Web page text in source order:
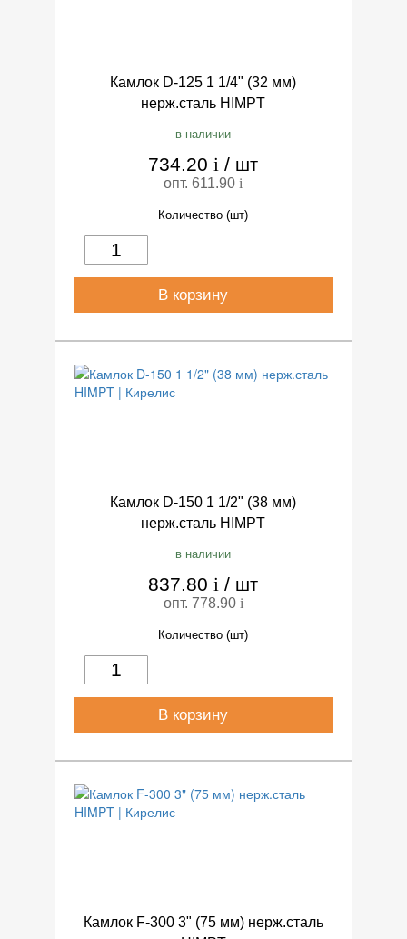
Камлок D-125 1 1/4" (32 мм)
нерж.сталь HIMPT
в наличии
734.20i / шт
опт. 611.90i
Количество (шт)
В корзину
Камлок D-150 1 1/2" (38 мм)
нерж.сталь HIMPT
в наличии
837.80i / шт
опт. 778.90 i
Количество (шт)
В корзину
Камлок F-300 3" (75 мм) нерж.сталь